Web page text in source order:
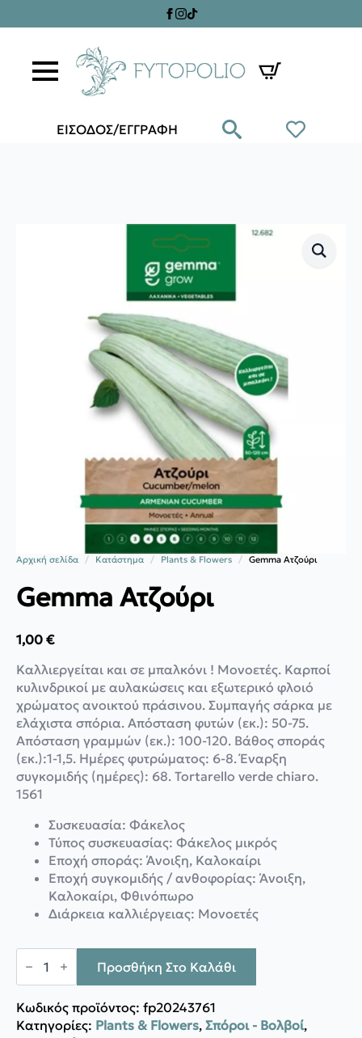
ΕΙΣΟΔΟΣ/ΕΓΓΡΑΦΗ
Αρχική σελίδα Κατάστημα Plants & Flowers Gemma Ατζούρι
Gemma Ατζούρι
1,00 €
Καλλιεργείται και σε μπαλκόνι ! Μονοετές. Καρποί
κυλινδρικοί με αυλακώσεις και εξωτερικό φλοιό
χρώματος ανοικτού πράσινου. Συμπαγής σάρκα με
ελάχιστα σπόρια. Απόσταση φυτών (εκ.): 50-75.
Απόσταση γραμμών (εκ.): 100-120. Βάθος σποράς
(εκ.):1-1,5. Ημέρες φυτρώματος: 6-8. Έναρξη
συγκομιδής (ημέρες): 68. Tortarello verde chiaro.
1561
Συσκευασία: Φάκελος
Τύπος συσκευασίας: Φάκελος μικρός
Εποχή σποράς: Άνοιξη, Καλοκαίρι
Εποχή συγκομιδής / ανθοφορίας: Άνοιξη,
Καλοκαίρι, Φθινόπωρο
Διάρκεια καλλιέργειας: Μονοετές
Gemma
Ατζούρι
ποσότητα
Προσθήκη Στο Καλάθι
Κωδικός προϊόντος: fp20243761
Κατηγορίες: Plants & Flowers, Σπόροι - Βολβοί,